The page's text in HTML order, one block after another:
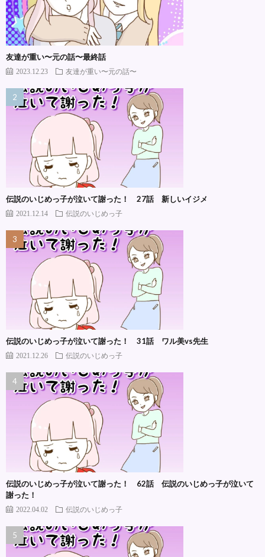
友達が重い〜元の話〜最終話
2023.12.23 友達が重い〜元の話〜
伝説のいじめっ子が泣いて謝った！ 27話 新しいイジメ
2021.12.14 伝説のいじめっ子
伝説のいじめっ子が泣いて謝った！ 31話 ワル美vs先生
2021.12.26 伝説のいじめっ子
伝説のいじめっ子が泣いて謝った！ 62話 伝説のいじめっ子が泣いて
謝った！
2022.04.02 伝説のいじめっ子